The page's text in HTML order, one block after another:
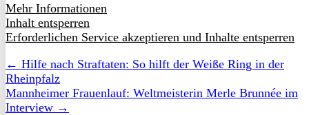
Mehr Informationen
Inhalt entsperren
Erforderlichen Service akzeptieren und Inhalte entsperren
← Hilfe nach Straftaten: So hilft der Weiße Ring in der
Rheinpfalz
Mannheimer Frauenlauf: Weltmeisterin Merle Brunnée im
Interview →